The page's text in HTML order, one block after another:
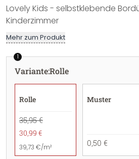
Lovely Kids - selbstklebende
Kinderzimmer
Mehr zum Produkt
1
Variante:Rolle
Rolle
35,95 €
30,99 €
39,73 €/m²
Muster
0,50 €